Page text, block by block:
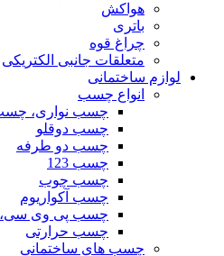
هواکش
باتری
چراغ قوه
متعلقات جانبی الکتریکی
لوازم ساختمانی
انواع چسب
چسب نواری،
چسب دوقلو
چسب دو طرفه
چسب 123
چسب چوب
چسب آکواریوم
چسب پی وی سی،
چسب حرارتی
چسب های ساختمانی